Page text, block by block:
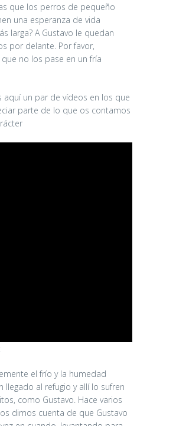
que los perros de pequeño
una esperanza de vida
larga? A Gustavo le quedan
por delante. Por favor,
no los pase en un fría
aquí un par de vídeos en los que
parte de lo que os contamos
el frío y la humedad
llegado al refugio y allí lo sufren
como Gustavo. Hace varios
dimos cuenta de que Gustavo